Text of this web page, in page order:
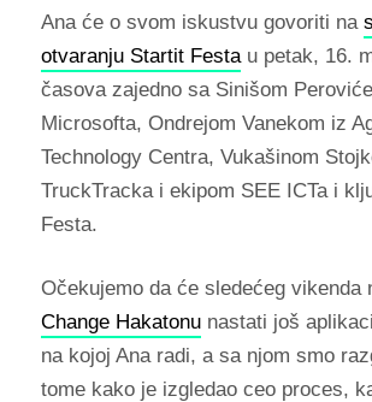
Ana će o svom iskustvu govoriti na
otvaranju Startit Festau petak, 16.
časova zajedno sa Sinišom
Microsofta, Ondrejom Vanekom iz
Technology Centra, Vukašinom
TruckTracka i ekipom SEE ICTa i
Festa.
Očekujemo da će sledećeg vikenda
Change Hakatonunastati još
na kojoj Ana radi, a sa njom smo
tome kako je izgledao ceo proces,